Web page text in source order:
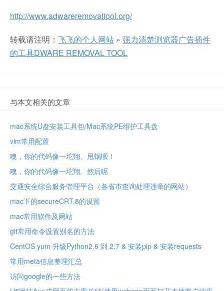
http://www.adwareremovaltool.org/
转载请注明： 飞飞的个人网站 » 强力清楚浏览器广告插件
的工具DWARE REMOVAL TOOL
与本文相关的文章
mac系统U盘安装工具包/Mac系统PE维护工具盘
vim常用配置
噢，你的代码像一坨翔。甩锅呗！
噢，你的代码像一坨翔。然后呢
交通安全综合服务管理平台（各省市查询处理违章的网站）
mac下的secureCRT.8的设置
mac常用软件及网站
git常用命令设置别名的方法
CentOS yum 升级Python2.6 到 2.7 & 安装pip & 安装requests
常用meta信息整理汇总
访问google的一些方法